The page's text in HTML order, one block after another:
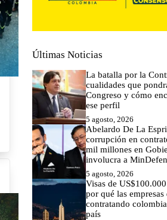
Últimas Noticias
La batalla por la
cualidades que
Congreso y cómo
ese perfil
5 agosto, 2026
Abelardo De La
corrupción en
mil millones en
involucra a
5 agosto, 2026
Visas de
por qué las
contratando
país